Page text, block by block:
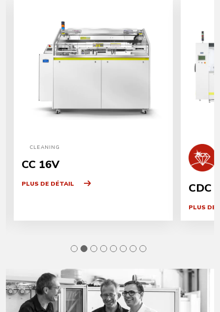
CLEANING
CC 16V
PLUS DE DÉTAIL CDC
PLUS DE